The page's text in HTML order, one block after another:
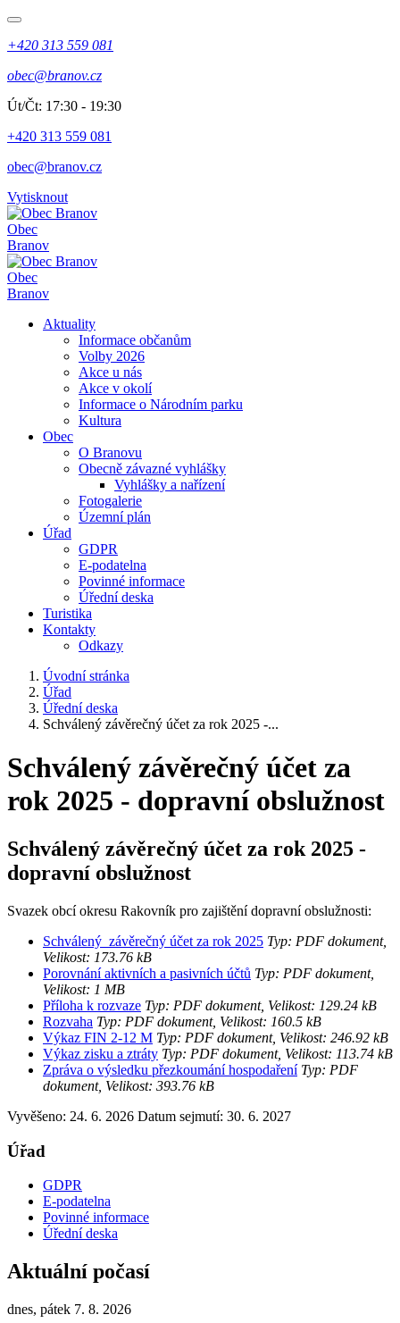
+420 313 559 081
obec@branov.cz
Út/Čt: 17:30 - 19:30
+420 313 559 081
obec@branov.cz
Vytisknout
Obec
Branov
Obec
Branov
Aktuality
Informace občanům
Volby 2026
Akce u nás
Akce v okolí
Informace o Národním parku
Kultura
Obec
O Branovu
Obecně závazné vyhlášky
Vyhlášky a nařízení
Fotogalerie
Územní plán
Úřad
GDPR
E-podatelna
Povinné informace
Úřední deska
Turistika
Kontakty
Odkazy
Úvodní stránka
Úřad
Úřední deska
Schválený závěrečný účet za rok 2025 -...
Schválený závěrečný účet za
rok 2025 - dopravní obslužnost
Schválený závěrečný účet za rok 2025 -
dopravní obslužnost
Svazek obcí okresu Rakovník pro zajištění dopravní obslužnosti:
Schválený závěrečný účet za rok 2025 Typ: PDF dokument,
Velikost: 173.76 kB
Porovnání aktivních a pasivních účtů Typ: PDF dokument,
Velikost: 1 MB
Příloha k rozvaze Typ: PDF dokument, Velikost: 129.24 kB
Rozvaha Typ: PDF dokument, Velikost: 160.5 kB
Výkaz FIN 2-12 M Typ: PDF dokument, Velikost: 246.92 kB
Výkaz zisku a ztráty Typ: PDF dokument, Velikost: 113.74 kB
Zpráva o výsledku přezkoumání hospodařeníTyp: PDF
dokument, Velikost: 393.76 kB
Vyvěšeno: 24. 6. 2026 Datum sejmutí: 30. 6. 2027
Úřad
GDPR
E-podatelna
Povinné informace
Úřední deska
Aktuální počasí
dnes, pátek 7. 8. 2026